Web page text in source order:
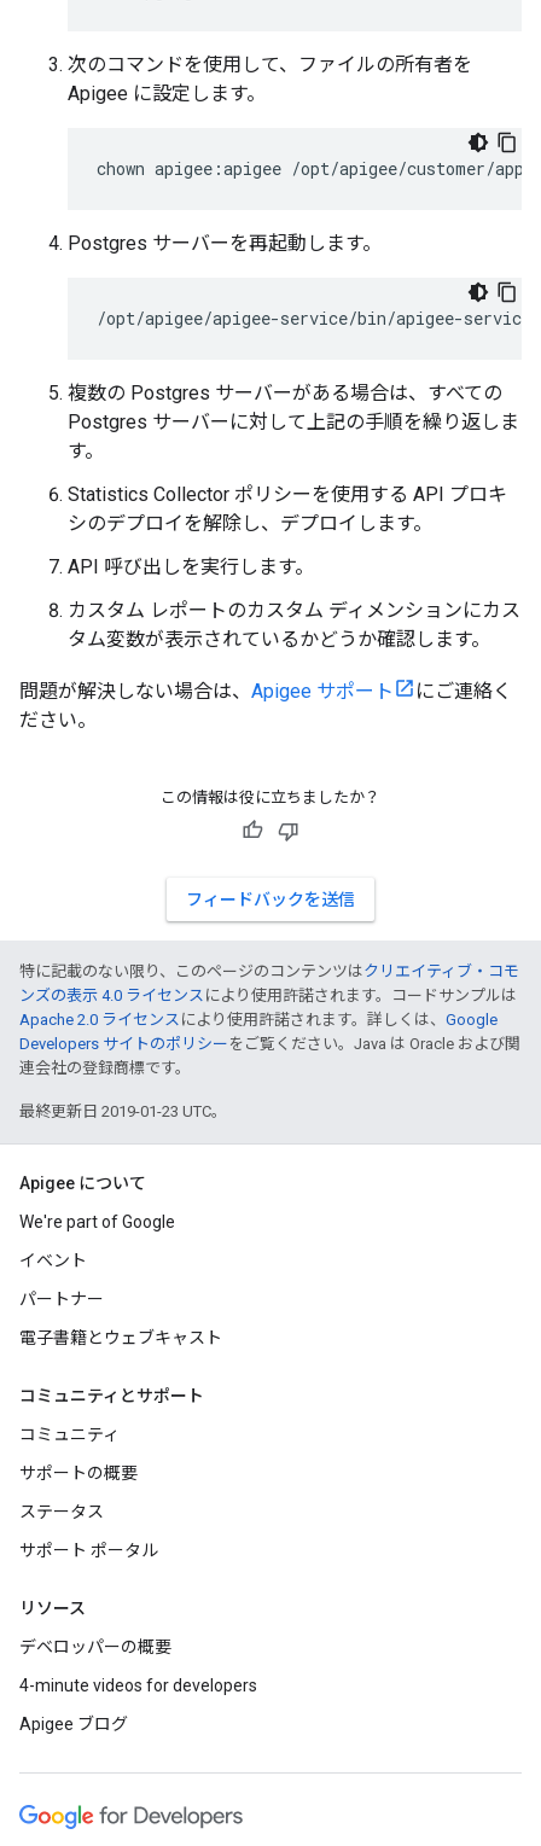
次のコマンドを使用して、ファイルの所有者を
Apigee に設定します。
chown apigee:apigee /opt/apigee/customer/
Postgres サーバーを再起動します。
/opt/apigee/apigee-service/bin/apigee-
複数の Postgres サーバーがある場合は、すべての
Postgres サーバーに対して上記の手順を繰り返しま
す。
Statistics Collector ポリシーを使用する API プロキ
シのデプロイを解除し、デプロイします。
API 呼び出しを実行します。
カスタム レポートのカスタム ディメンションにカス
タム変数が表示されているかどうか確認します。
問題が解決しない場合は、 Apigee サポート
にご連絡く
ださい。
この情報は役に立ちましたか？
フィードバックを送信
特に記載のない限り、このページのコンテンツはクリエイティブ・コモ
ンズの表示 4.0 ライセンス により使用許諾されます。コードサンプルは
Apache 2.0 ライセンス により使用許諾されます。詳しくは、 Google
Developers サイトのポリシー をご覧ください。Java は Oracle および関
連会社の登録商標です。
最終更新日 2019-01-23 UTC。
Apigee について
We're part of Google
イベント
パートナー
電子書籍とウェブキャスト
コミュニティとサポート
コミュニティ
サポートの概要
ステータス
サポート ポータル
リソース
デベロッパーの概要
4-minute videos for developers
Apigee ブログ